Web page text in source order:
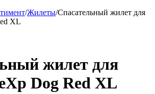
/Жилеты/Спасательный жилет для
XL
жилет для
Dog Red XL